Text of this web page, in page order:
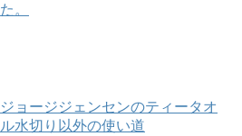
た。
ジョージジェンセンのティータオ
ル水切り以外の使い道